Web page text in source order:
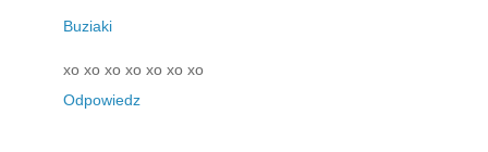
Buziaki
xo xo xo xo xo xo xo
Odpowiedz